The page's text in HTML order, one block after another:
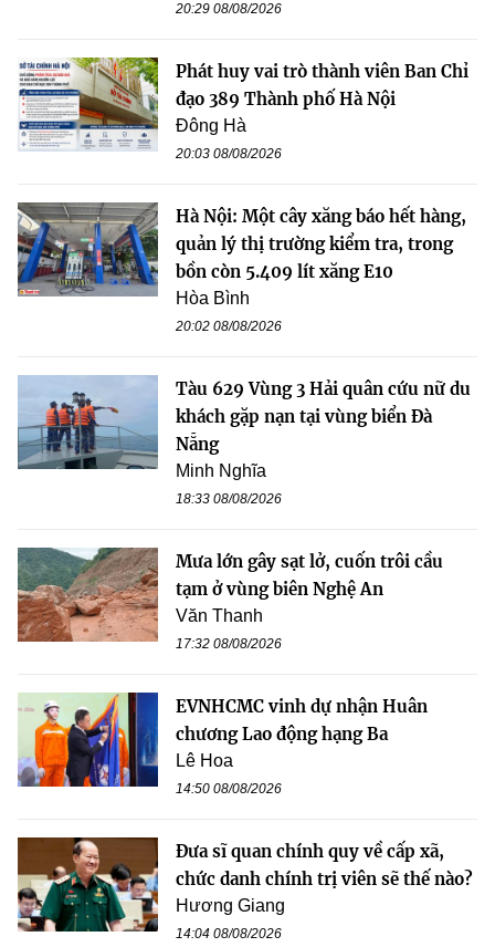
20:29 08/08/2026
Phát huy vai trò thành viên Ban Chỉ
đạo 389 Thành phố Hà Nội
Đông Hà
20:03 08/08/2026
Hà Nội: Một cây xăng báo hết hàng,
quản lý thị trường kiểm tra, trong
bồn còn 5.409 lít xăng E10
Hòa Bình
20:02 08/08/2026
Tàu 629 Vùng 3 Hải quân cứu nữ du
khách gặp nạn tại vùng biển Đà
Nẵng
Minh Nghĩa
18:33 08/08/2026
Mưa lớn gây sạt lở, cuốn trôi cầu
tạm ở vùng biên Nghệ An
Văn Thanh
17:32 08/08/2026
EVNHCMC vinh dự nhận Huân
chương Lao động hạng Ba
Lê Hoa
14:50 08/08/2026
Đưa sĩ quan chính quy về cấp xã,
chức danh chính trị viên sẽ thế nào?
Hương Giang
14:04 08/08/2026